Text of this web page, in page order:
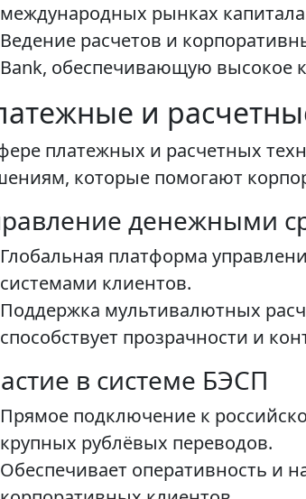
международных рынках
Ведение расчетов и
Bank, обеспечивающую высокое
и
платежных и расчетных
которые помогают
денежными
Глобальная платформа
системами клиентов.
Поддержка мультивалютных
способствует прозрачности и
в системе БЭСП
Прямое подключение к
крупных рублёвых переводов.
Обеспечивает оперативность и